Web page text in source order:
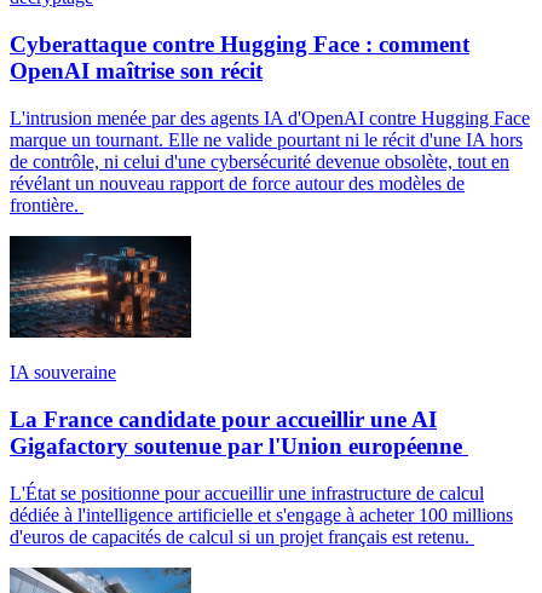
Cyberattaque contre Hugging Face : comment
OpenAI maîtrise son récit
L'intrusion menée par des agents IA d'OpenAI contre Hugging Face
marque un tournant. Elle ne valide pourtant ni le récit d'une IA hors
de contrôle, ni celui d'une cybersécurité devenue obsolète, tout en
révélant un nouveau rapport de force autour des modèles de
frontière.
IA souveraine
La France candidate pour accueillir une AI
Gigafactory soutenue par l'Union européenne
L'État se positionne pour accueillir une infrastructure de calcul
dédiée à l'intelligence artificielle et s'engage à acheter 100 millions
d'euros de capacités de calcul si un projet français est retenu.